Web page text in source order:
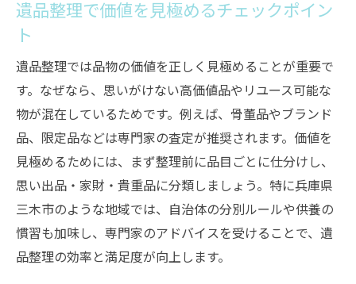
遺品整理で価値を見極めるチェックポイン
ト
遺品整理では品物の価値を正しく見極めることが重要で
す。なぜなら、思いがけない高価値品やリユース可能な
物が混在しているためです。例えば、骨董品やブランド
品、限定品などは専門家の査定が推奨されます。価値を
見極めるためには、まず整理前に品目ごとに仕分けし、
思い出品・家財・貴重品に分類しましょう。特に兵庫県
三木市のような地域では、自治体の分別ルールや供養の
慣習も加味し、専門家のアドバイスを受けることで、遺
品整理の効率と満足度が向上します。